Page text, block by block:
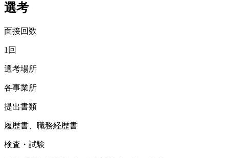
選考
面接回数
1回
選考場所
各事業所
提出書類
履歴書、職務経歴書
検査・試験